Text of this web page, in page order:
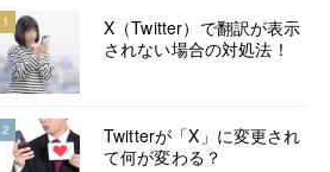
1
X（Twitter）で翻訳が表示
されない場合の対処法！
2
Twitterが「X」に変更され
て何が変わる？